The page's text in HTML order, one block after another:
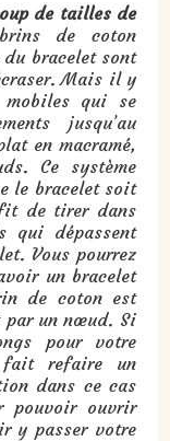
de tailles de
de coton
bracelet sont
Mais il y
qui se
jusqu’au
en macramé,
Ce système
le bracelet soit
de tirer dans
qui dépassent
Vous pourrez
un bracelet
de coton est
par un nœud. Si
pour votre
fait refaire un
dans ce cas
pouvoir ouvrir
y passer votre